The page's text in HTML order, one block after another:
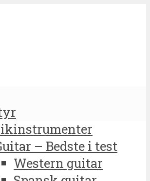
– Bedste i test
Western guitar